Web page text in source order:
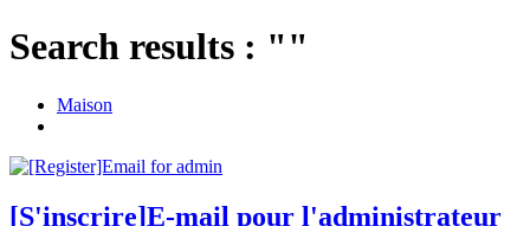
Search results : ""
Maison
[S'inscrire]E-mail pour l'administrateur